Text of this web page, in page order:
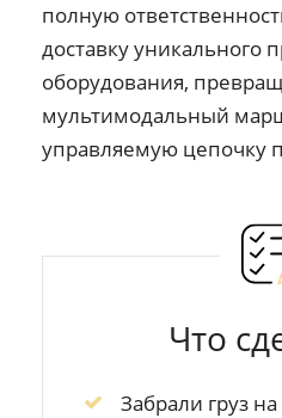
полную
доставку
оборудования,
мультимодальный
управляемую цепочку
Что
Забрали груз